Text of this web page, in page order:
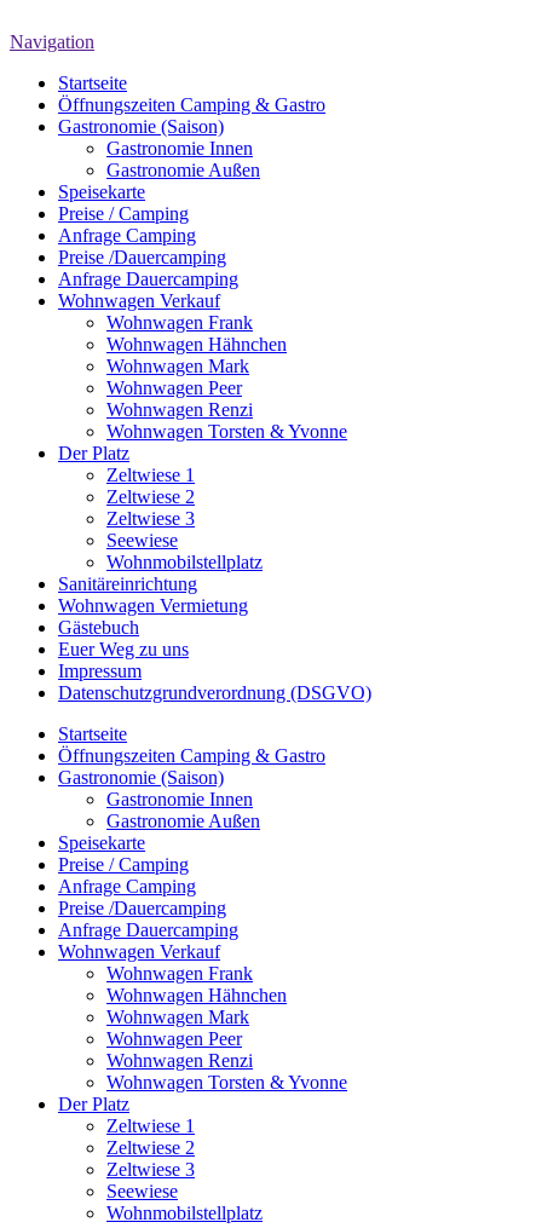
Navigation
Startseite
Öffnungszeiten Camping & Gastro
Gastronomie (Saison)
Gastronomie Innen
Gastronomie Außen
Speisekarte
Preise / Camping
Anfrage Camping
Preise /Dauercamping
Anfrage Dauercamping
Wohnwagen Verkauf
Wohnwagen Frank
Wohnwagen Hähnchen
Wohnwagen Mark
Wohnwagen Peer
Wohnwagen Renzi
Wohnwagen Torsten & Yvonne
Der Platz
Zeltwiese 1
Zeltwiese 2
Zeltwiese 3
Seewiese
Wohnmobilstellplatz
Sanitäreinrichtung
Wohnwagen Vermietung
Gästebuch
Euer Weg zu uns
Impressum
Datenschutzgrundverordnung (DSGVO)
Startseite
Öffnungszeiten Camping & Gastro
Gastronomie (Saison)
Gastronomie Innen
Gastronomie Außen
Speisekarte
Preise / Camping
Anfrage Camping
Preise /Dauercamping
Anfrage Dauercamping
Wohnwagen Verkauf
Wohnwagen Frank
Wohnwagen Hähnchen
Wohnwagen Mark
Wohnwagen Peer
Wohnwagen Renzi
Wohnwagen Torsten & Yvonne
Der Platz
Zeltwiese 1
Zeltwiese 2
Zeltwiese 3
Seewiese
Wohnmobilstellplatz